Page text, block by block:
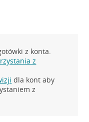
z konta.
z
dla kont aby
z